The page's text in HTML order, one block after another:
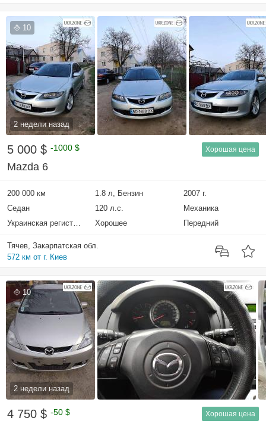
10
2 недели назад
5 000 $ -1000 $ Хорошая цена
Mazda 6
200 000 км 1.8 л, Бензин
2007 г.
Седан
120 л.с.
Механика
Украинская регистрация
Хорошее Передний
Тячев, Закарпатская обл.
572 км от г. Киев
10
2 недели назад
4 750 $ -50 $ Хорошая цена